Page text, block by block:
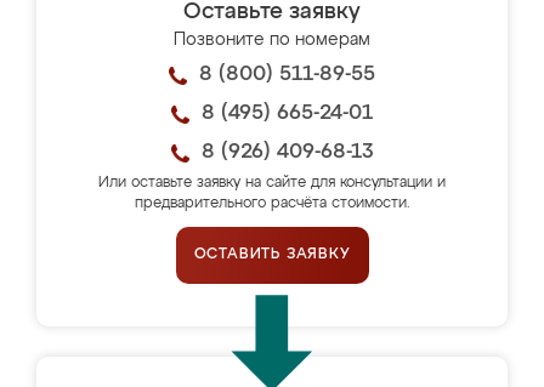
Оставьте заявку
Позвоните по номерам
8 (800) 511-89-55
8 (495) 665-24-01
8 (926) 409-68-13
Или оставьте заявку на сайте для консультации и
предварительного расчёта стоимости.
ОСТАВИТЬ ЗАЯВКУ